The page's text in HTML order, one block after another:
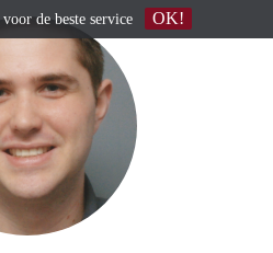
voor de beste service OK!